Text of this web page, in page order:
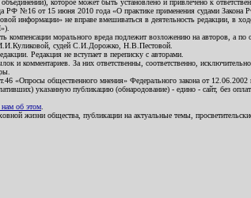
которое может быть установлено и привлечено к
РФ №16 от 15 июня 2010 года «О практике применения судами Закона
информации» не вправе вмешиваться в деятельность редакции, в
морального вреда подлежит возложению на авторов, а
судей С.И.Дорожко, Н.В.Пестовой.
Редакция не вступает в переписку с авторами.
и комментариев. За них ответственны, соответственно,
«Опросы общественного мнения» Федерального закона от
указанную публикацию (обнародование) - едино - сайт, без
об этом
жизни общества, публикации на актуальные темы,